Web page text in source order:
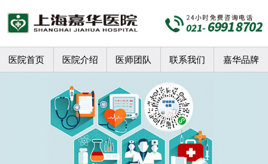
医院首页 医院介绍 医师团队 联系我们 嘉华品牌